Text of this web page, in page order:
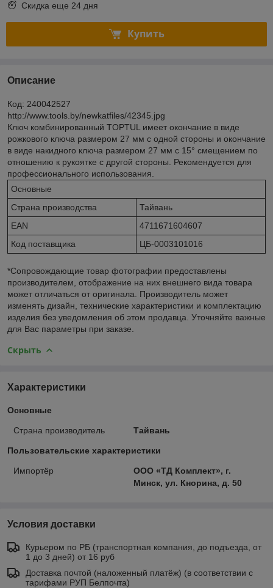
Скидка еще 24 дня
Купить
Описание
Код: 240042527
http://www.tools.by/newkatfiles/42345.jpg
Ключ комбинированный TOPTUL имеет окончание в виде
рожкового ключа размером 27 мм с одной стороны и окончание
в виде накидного ключа размером 27 мм с 15° смещением по
отношению к рукоятке с другой стороны. Рекомендуется для
профессионального использования.
Основные
Страна производства
Тайвань
EAN
4711671604607
Код поставщика
ЦБ-0003101016
*Сопровождающие товар фотографии предоставлены
производителем, отображение на них внешнего вида товара
может отличаться от оригинала. Производитель может
изменять дизайн, технические характеристики и комплектацию
изделия без уведомления об этом продавца. Уточняйте важные
для Вас параметры при заказе.
Скрыть
Характеристики
Основные
Страна производитель Тайвань
Пользовательские характеристики
Импортёр
ООО «ТД Комплект», г.
Минск, ул. Кнорина, д. 50
Условия доставки
Курьером по РБ (транспортная компания, до подъезда, от
1 до 3 дней) от 16 руб
Доставка почтой (наложенный платёж) (в соответствии с
тарифами РУП Белпочта)